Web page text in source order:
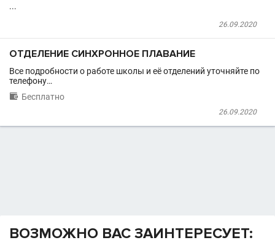
...
26.09.2020
ОТДЕЛЕНИЕ СИНХРОННОЕ ПЛАВАНИЕ
Все подробности о работе школы и её отделений уточняйте по
телефону…
 Бесплатно
26.09.2020
ВОЗМОЖНО ВАС ЗАИНТЕРЕСУЕТ: